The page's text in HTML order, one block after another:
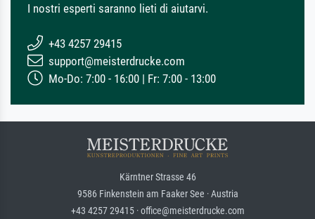
I nostri esperti saranno lieti di aiutarvi.
+43 4257 29415
support@meisterdrucke.com
Mo-Do: 7:00 - 16:00 | Fr: 7:00 - 13:00
Kärntner Strasse 46
9586 Finkenstein am Faaker See · Austria
+43 4257 29415 · office@meisterdrucke.com